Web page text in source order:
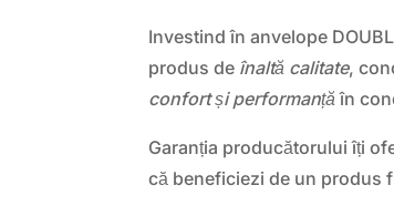
Investind în anvelope
produs de înaltă calitate,
confort și performanță în
Garanția producătorului îți
că beneficiezi de un produs